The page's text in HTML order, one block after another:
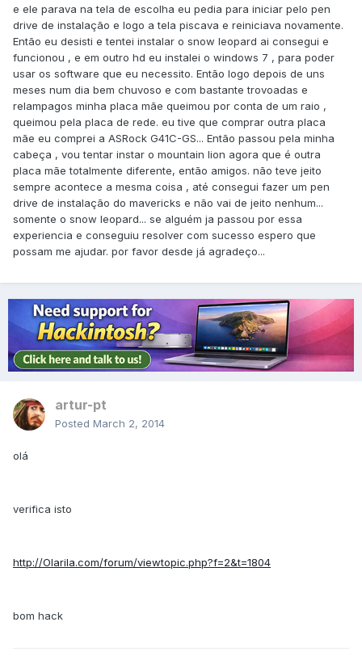
e ele parava na tela de escolha eu pedia para iniciar pelo pen
drive de instalação e logo a tela piscava e reiniciava novamente.
Então eu desisti e tentei instalar o snow leopard ai consegui e
funcionou , e em outro hd eu instalei o windows 7 , para poder
usar os software que eu necessito. Então logo depois de uns
meses num dia bem chuvoso e com bastante trovoadas e
relampagos minha placa mãe queimou por conta de um raio ,
queimou pela placa de rede. eu tive que comprar outra placa
mãe eu comprei a ASRock G41C-GS... Então passou pela minha
cabeça , vou tentar instar o mountain lion agora que é outra
placa mãe totalmente diferente, então amigos. não teve jeito
sempre acontece a mesma coisa , até consegui fazer um pen
drive de instalação do mavericks e não vai de jeito nenhum...
somente o snow leopard... se alguém ja passou por essa
experiencia e conseguiu resolver com sucesso espero que
possam me ajudar. por favor desde já agradeço...
artur-pt
Posted March 2, 2014
olá
verifica isto
http://Olarila.com/forum/viewtopic.php?f=2&t=1804
bom hack